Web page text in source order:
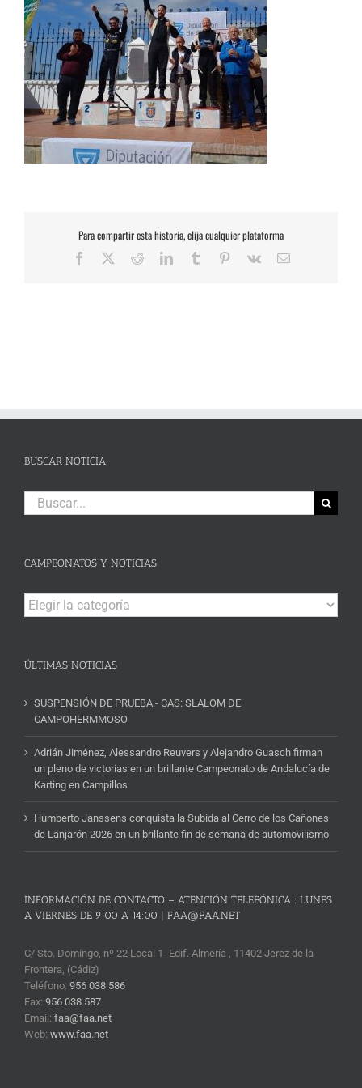
Para compartir esta historia, elija cualquier plataforma
Facebook RedditLinkedInTumblr Pinterest
Vk
Correo
BUSCAR NOTICIA
Buscar:
CAMPEONATOS Y NOTICIAS
Campeonatos
y
ÚLTIMAS NOTICIAS
SUSPENSIÓN DE PRUEBA.- CAS: SLALOM DE
CAMPOHERMMOSO
Adrián Jiménez, Alessandro Reuvers y Alejandro Guasch firman
un pleno de victorias en un brillante Campeonato de Andalucía de
Karting en Campillos
Humberto Janssens conquista la Subida al Cerro de los Cañones
de Lanjarón 2026 en un brillante fin de semana de automovilismo
INFORMACIÓN DE CONTACTO – ATENCIÓN TELEFÓNICA : LUNES
A VIERNES DE 9:00 A 14:00 | FAA@FAA.NET
C/ Sto. Domingo, nº 22 Local 1- Edif. Almería , 11402 Jerez de la
Frontera, (Cádiz)
Teléfono: 956 038 586
Fax: 956 038 587
Email: faa@faa.net
Web: www.faa.net